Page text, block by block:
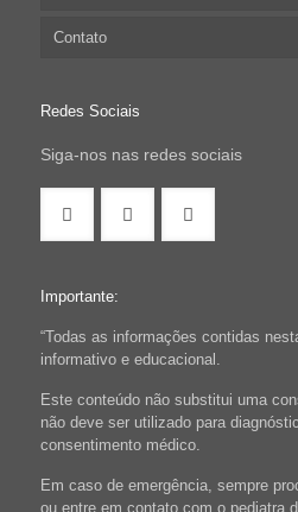
Contato
Redes Sociais
Siga-nos nas redes sociais
Importante:
“Todas as informações contidas
informativo e educacional.
Este conteúdo não substitui uma
não deve ser utilizado para
consentimento médico.
Em caso de emergência, sempre
ou entre em contato com o pediatra